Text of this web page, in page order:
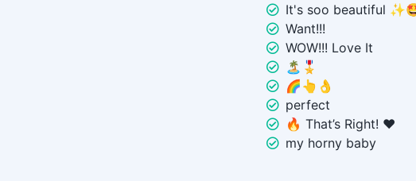
It's soo beautiful
Want!!!
WOW!!! Love It
🏝️🎖️
🌈👆👌
perfect
🔥 That’s Right! ❤️
my horny baby